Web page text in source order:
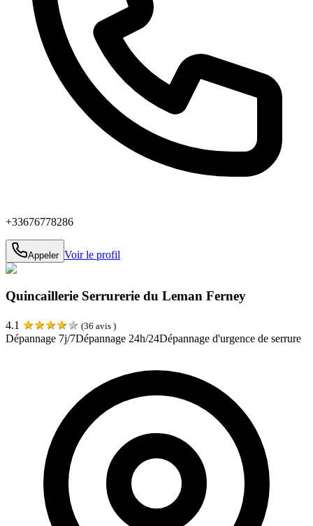
+33676778286
Appeler Voir le profil
Quincaillerie Serrurerie du Leman Ferney
4.1 ★★★★★ (36 avis )
Dépannage 7j/7Dépannage 24h/24Dépannage d'urgence de serrure